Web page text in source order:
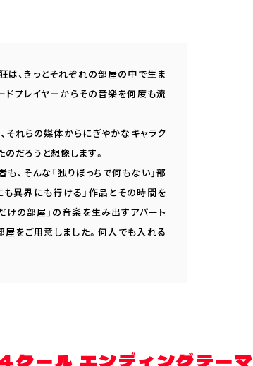
は、きっとそれぞれの部屋の中で生ま
ドプレイヤーからその音楽を何度も流
それらの媒体からにぎやかなキャラク
だろうと想像します。
、そんな「独りぼっちで何もない」部
異界にも行ける」作品とその時間を
けの部屋」の音楽を生み出すアパート
をご用意しました。何人でも入れる
クール エンディングテーマ